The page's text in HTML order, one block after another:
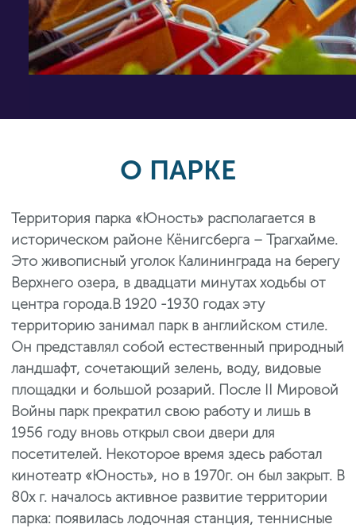
О ПАРКЕ
Территория парка «Юность» располагается в
историческом районе Кёнигсберга – Трагхайме.
Это живописный уголок Калининграда на берегу
Верхнего озера, в двадцати минутах ходьбы от
центра города.В 1920 -1930 годах эту
территорию занимал парк в английском стиле.
Он представлял собой естественный природный
ландшафт, сочетающий зелень, воду, видовые
площадки и большой розарий. После II Мировой
Войны парк прекратил свою работу и лишь в
1956 году вновь открыл свои двери для
посетителей. Некоторое время здесь работал
кинотеатр «Юность», но в 1970г. он был закрыт. В
80х г. началось активное развитие территории
парка: появилась лодочная станция, теннисные